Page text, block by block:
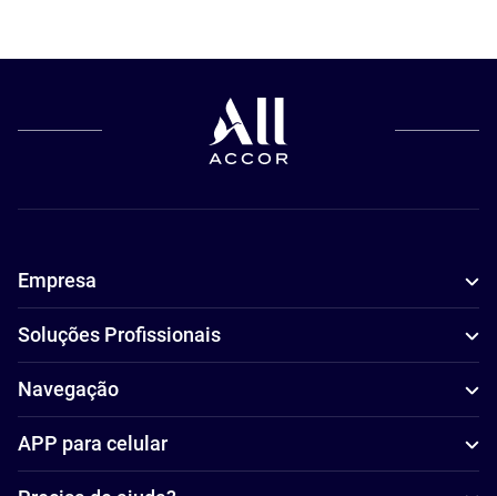
Empresa
Soluções Profissionais
Navegação
APP para celular